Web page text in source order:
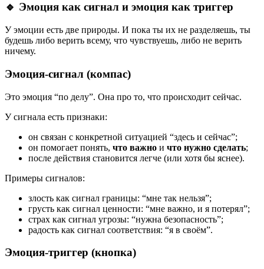
🔹 Эмоция как сигнал и эмоция как триггер
У эмоции есть две природы. И пока ты их не разделяешь, ты
будешь либо верить всему, что чувствуешь, либо не верить
ничему.
Эмоция-сигнал (компас)
Это эмоция “по делу”. Она про то, что происходит сейчас.
У сигнала есть признаки:
он связан с конкретной ситуацией “здесь и сейчас”;
он помогает понять, что важно и что нужно сделать;
после действия становится легче (или хотя бы яснее).
Примеры сигналов:
злость как сигнал границы: “мне так нельзя”;
грусть как сигнал ценности: “мне важно, и я потерял”;
страх как сигнал угрозы: “нужна безопасность”;
радость как сигнал соответствия: “я в своём”.
Эмоция-триггер (кнопка)